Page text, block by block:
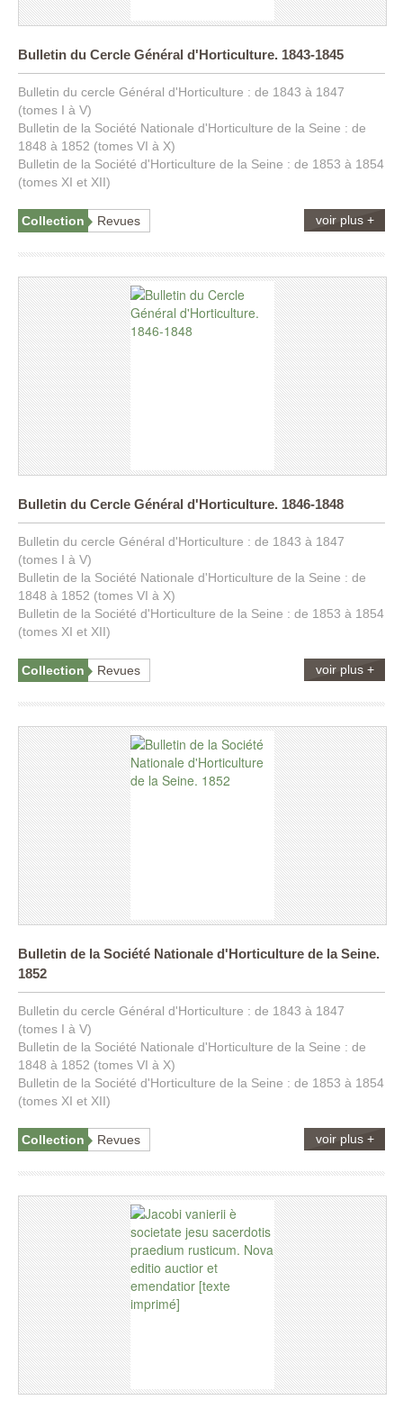
Bulletin du Cercle Général d'Horticulture. 1843-1845
Bulletin du cercle Général d'Horticulture : de 1843 à 1847
(tomes I à V)
Bulletin de la Société Nationale d'Horticulture de la Seine : de
1848 à 1852 (tomes VI à X)
Bulletin de la Société d'Horticulture de la Seine : de 1853 à 1854
(tomes XI et XII)
Collection Revues voir plus +
Bulletin du Cercle Général d'Horticulture. 1846-1848
Bulletin du cercle Général d'Horticulture : de 1843 à 1847
(tomes I à V)
Bulletin de la Société Nationale d'Horticulture de la Seine : de
1848 à 1852 (tomes VI à X)
Bulletin de la Société d'Horticulture de la Seine : de 1853 à 1854
(tomes XI et XII)
Collection Revues voir plus +
Bulletin de la Société Nationale d'Horticulture de la Seine.
1852
Bulletin du cercle Général d'Horticulture : de 1843 à 1847
(tomes I à V)
Bulletin de la Société Nationale d'Horticulture de la Seine : de
1848 à 1852 (tomes VI à X)
Bulletin de la Société d'Horticulture de la Seine : de 1853 à 1854
(tomes XI et XII)
Collection Revues voir plus +